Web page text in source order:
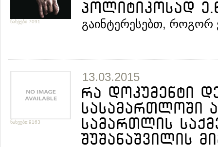
ნახვები:7091
პოლიტიკოსად
გაინტერესებთ,
ნახვები:9163
13.03.2015
რა დოკუმენტი
სასამართლოში
სამართლის
შუშანაშვილის